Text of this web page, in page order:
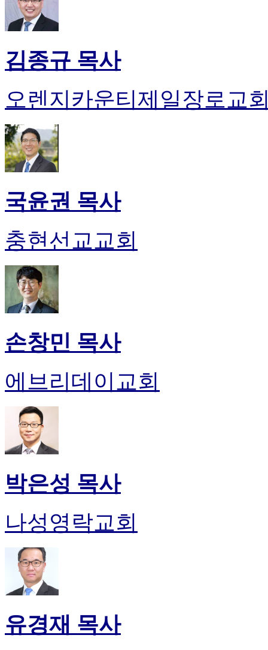
김종규 목사
오렌지카운티제일장로교
국윤권 목사
충현선교교회
손창민 목사
에브리데이교회
박은성 목사
나성영락교회
유경재 목사